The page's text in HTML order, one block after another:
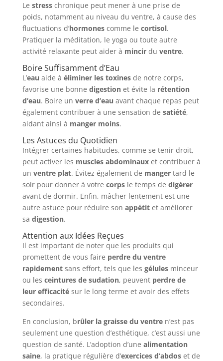
Le stresschronique peut mener à une prise de
poids, notamment au niveau du ventre, à cause des
fluctuations d’hormonescomme le cortisol.
Pratiquer la méditation, le yoga ou toute autre
activité relaxante peut aider à mincirdu ventre.
Boire Suffisamment d’Eau
L’eau aide à éliminer les toxinesde notre corps,
favorise une bonne digestionet évite la rétention
d’eau. Boire un verre d’eau avant chaque repas peut
également contribuer à une sensation de satiété,
aidant ainsi à manger moins.
Les Astuces du Quotidien
Intégrer certaines habitudes, comme se tenir droit,
peut activer les muscles abdominauxet contribuer à
un ventre plat. Évitez également de mangertard le
soir pour donner à votre corpsle temps de digérer
avant de dormir. Enfin, mâcher lentement est une
autre astuce pour réduire son appétitet améliorer
sa digestion.
Attention aux Idées Reçues
Il est important de noter que les produits qui
promettent de vous faire perdre du ventre
rapidementsans effort, tels que les gélulesminceur
ou les ceintures de sudation, peuvent perdre de
leur efficacitésur le long terme et avoir des effets
secondaires.
En conclusion, brûler la graisse du ventren’est pas
seulement une question d’esthétique, c’est aussi une
question de santé. L’adoption d’une alimentation
saine, la pratique régulière d’exercices d’abdoset de